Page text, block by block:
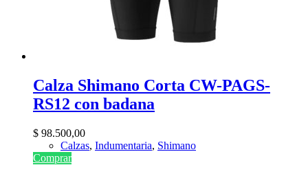
Calza Shimano Corta CW-PAGS-
RS12 con badana
$ 98.500,00
Calzas, Indumentaria, Shimano
Comprar